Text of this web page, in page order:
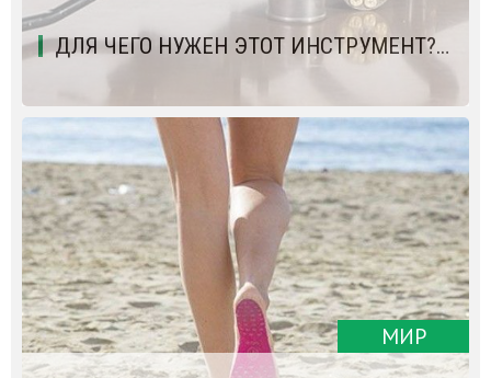
ДЛЯ ЧЕГО НУЖЕН ЭТОТ ИНСТРУМЕНТ?…
МИР